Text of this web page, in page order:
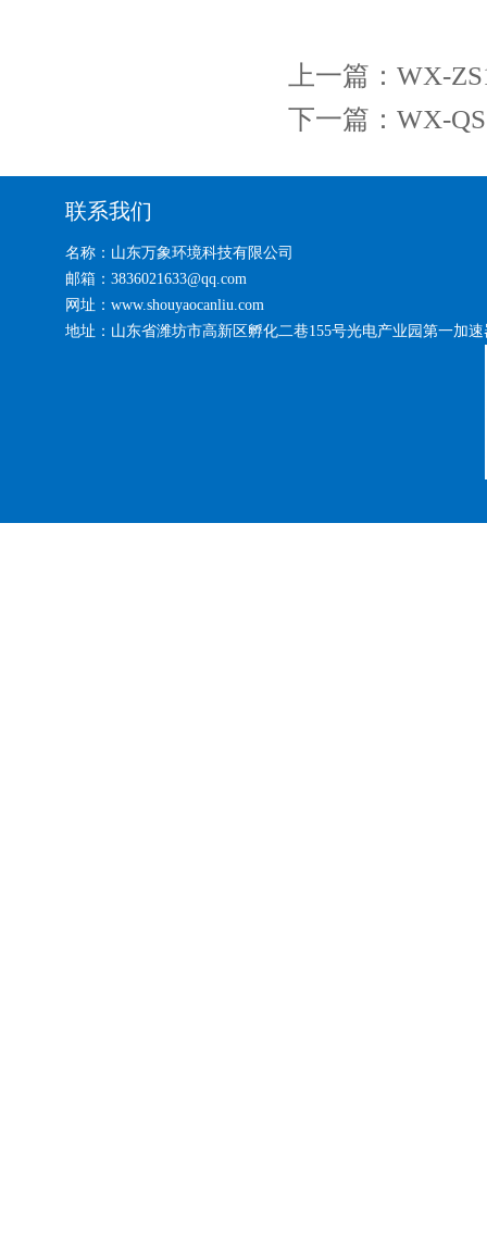
上一篇： WX-
下一篇： WX-
联系我们
名称：山东万象环境科技有限公司
邮箱：3836021633@qq.com
网址：www.shouyaocanliu.com
地址：山东省潍坊市高新区孵化二巷155号光电产业园第一加